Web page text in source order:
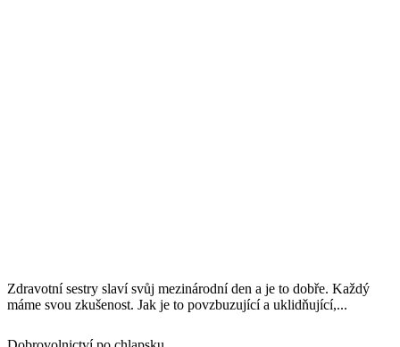
Zdravotní sestry slaví svůj mezinárodní den a je to dobře. Každý
máme svou zkušenost. Jak je to povzbuzující a uklidňující,...